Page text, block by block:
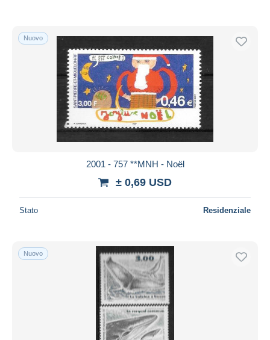
Nuovo
2001 - 757 **MNH - Noël
± 0,69 USD
Stato Residenziale
Nuovo